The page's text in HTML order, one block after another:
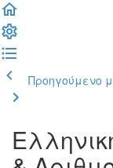
Προηγούμενο